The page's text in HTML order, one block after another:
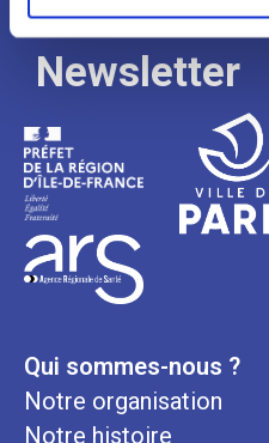
Newsletter
Qui sommes-nous ?
Notre organisation
Notre histoire